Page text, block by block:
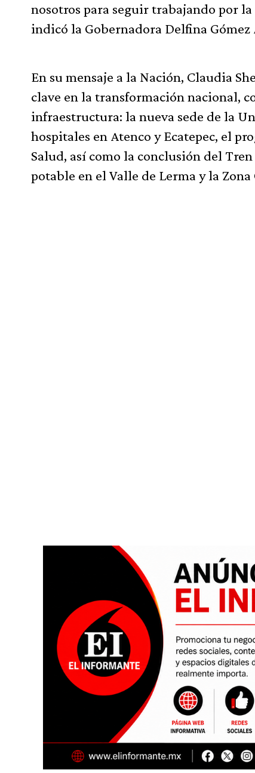
nosotros para seguir trabajando por
indicó la Gobernadora Delfina Gómez
En su mensaje a la Nación, Claudia
clave en la transformación nacional,
infraestructura: la nueva sede de la
hospitales en Atenco y Ecatepec, el
Salud, así como la conclusión del
potable en el Valle de Lerma y la